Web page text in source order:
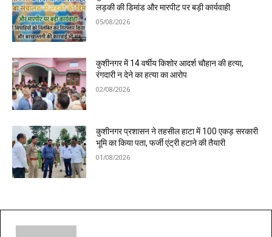
लड़की की डिमांड और मारपीट पर बड़ी कार्यवाही
05/08/2026
कुशीनगर में 14 वर्षीय किशोर आदर्श चौहान की हत्या,
रंगदारी न देने का हत्या का आरोप
02/08/2026
कुशीनगर प्रशासन ने तहसील हाटा में 100 एकड़ सरकारी
भूमि का किया पता, फर्जी एंट्री हटाने की तैयारी
01/08/2026